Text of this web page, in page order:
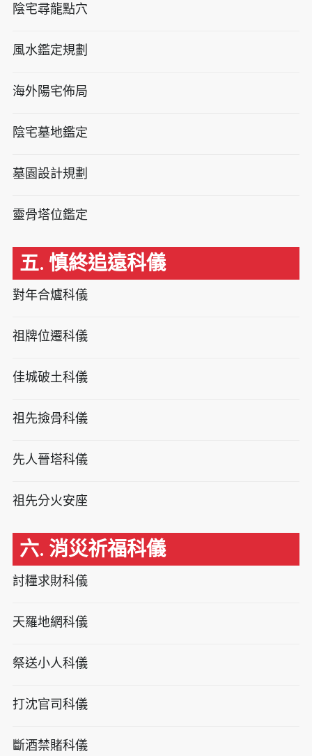
陰宅尋龍點穴
風水鑑定規劃
海外陽宅佈局
陰宅墓地鑑定
墓園設計規劃
靈骨塔位鑑定
五. 慎終追遠科儀
對年合爐科儀
祖牌位遷科儀
佳城破土科儀
祖先撿骨科儀
先人晉塔科儀
祖先分火安座
六. 消災祈福科儀
討糧求財科儀
天羅地網科儀
祭送小人科儀
打沈官司科儀
斷酒禁賭科儀